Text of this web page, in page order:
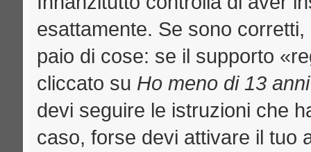
esattamente. Se sono
paio di cose: se il supporto
cliccato su Ho meno di 13 anni
devi seguire le istruzioni che
caso, forse devi attivare il tuo